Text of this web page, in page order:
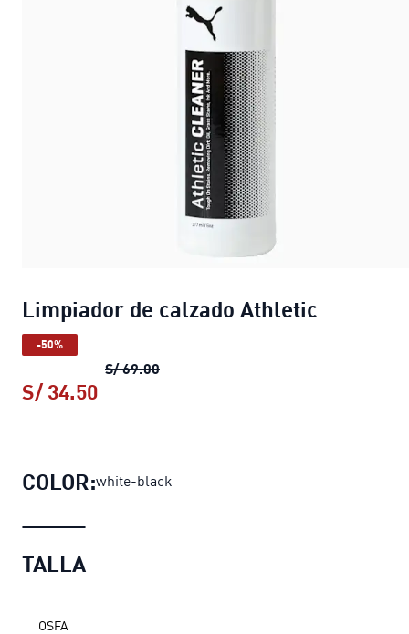
Limpiador de calzado Athletic
-50%
S/ 69.00Limpiador de calzado Athletic
S/ 34.50
COLOR:white-black
TALLA
OSFA